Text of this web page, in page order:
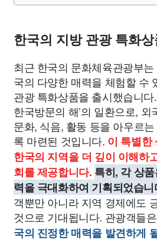
종교 사회 정치 건강 의료
부동산 외국어 교육 교통 생
한국의 지방 관광 특화상
최근 한국의 문화체육관광부
국의 다양한 매력을 체험할 수
관광 특화상품을 출시했습니다
한국방문의 해’의 일환으로,
문화, 식음, 활동 등을 아우르
록 마련된 것입니다. 이 특별한
한국의 지역을 더 깊이 이해하
회를 제공합니다. 특히, 각 상
력을 극대화하여 기획되었습니
객뿐만 아니라 지역 경제에도
것으로 기대됩니다. 관광객들
국의 진정한 매력을 발견하게